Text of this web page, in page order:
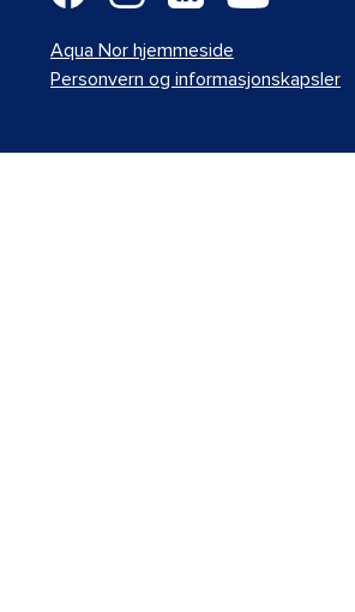
Aqua Nor hjemmeside
Personvern og informasjonskapsler